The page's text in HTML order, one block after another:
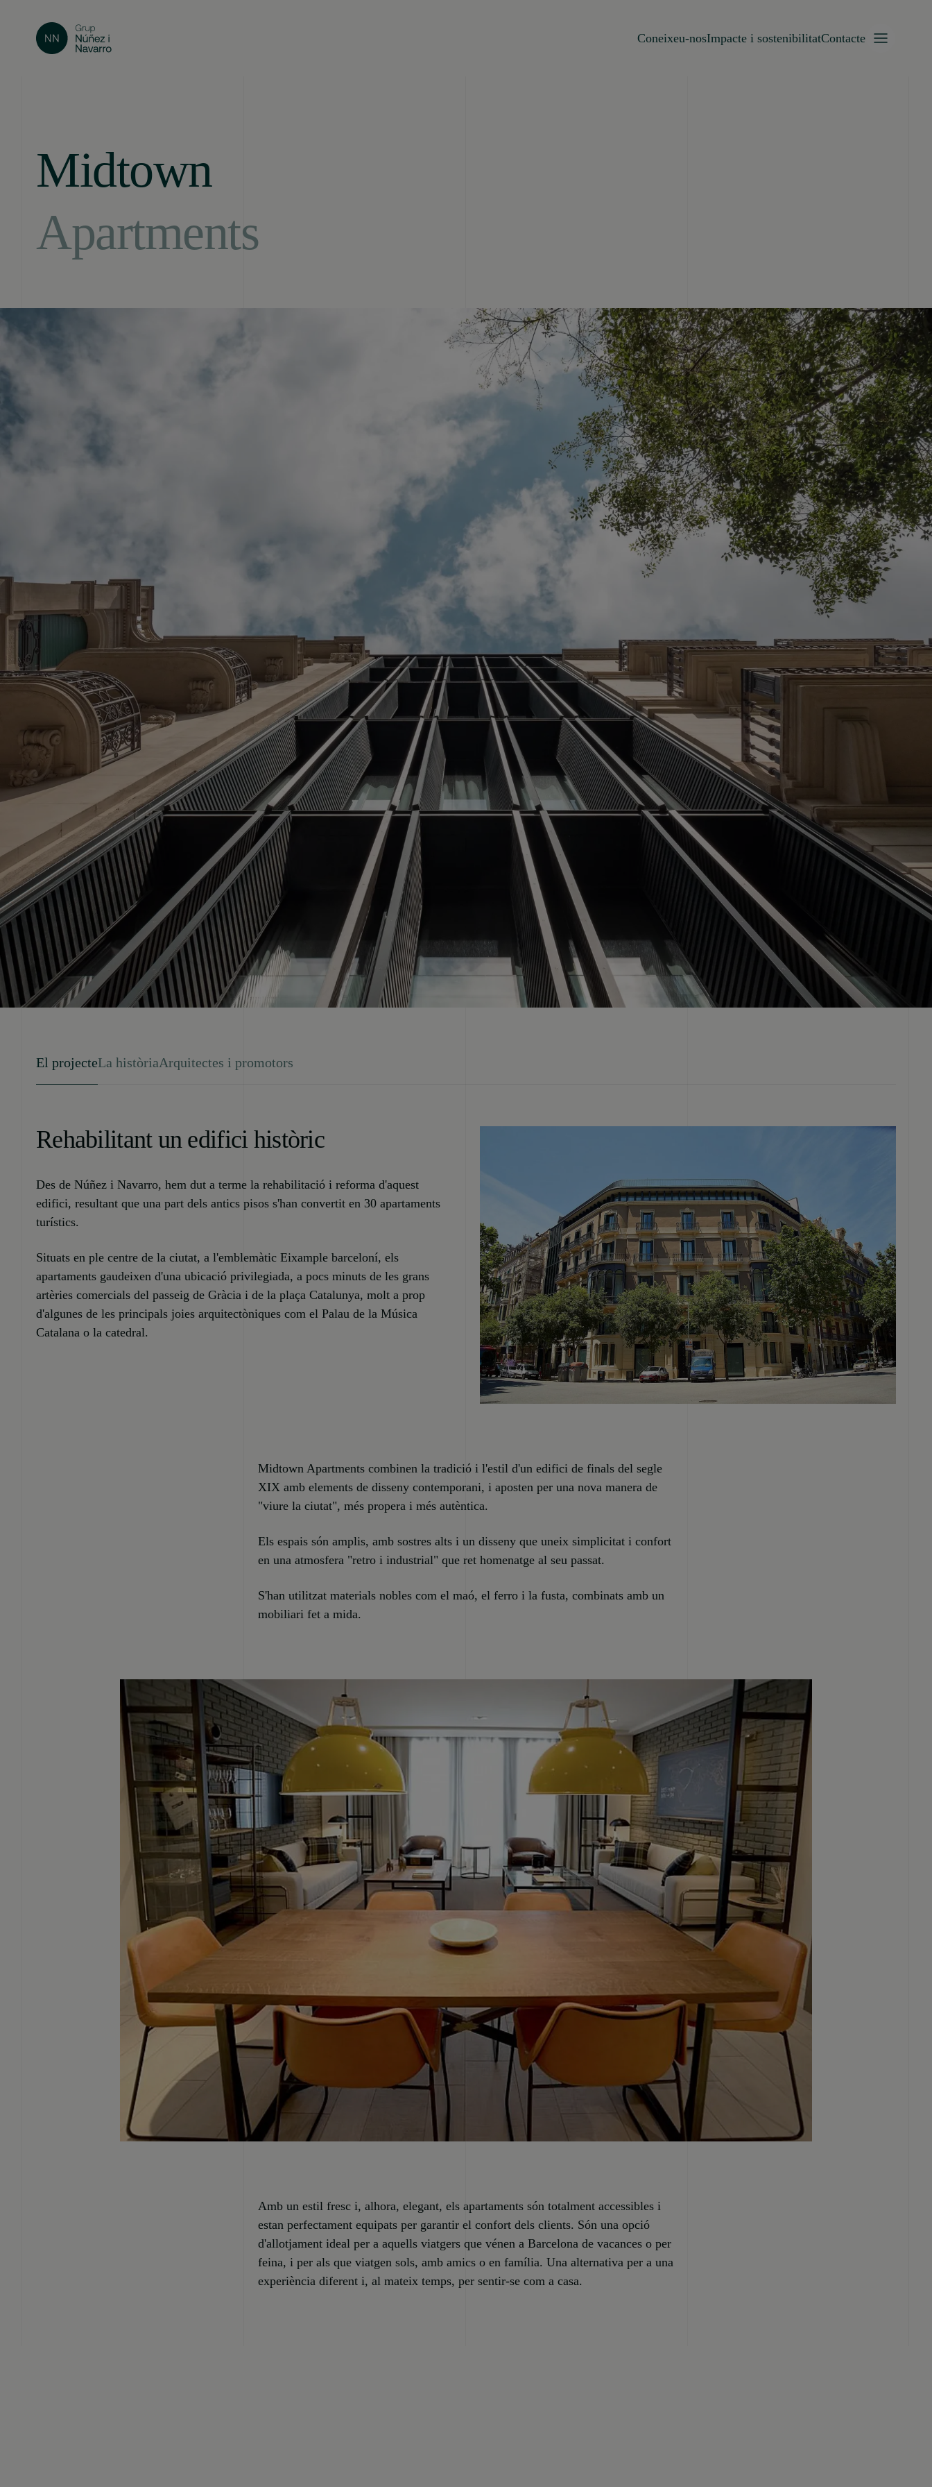
Coneixeu-nosImpacte i sostenibilitatContacte
Midtown
Apartments
El projecteLa històriaArquitectes i promotors
Rehabilitant un edifici històric
Des de Núñez i Navarro, hem dut a terme la rehabilitació i reforma d'aquest
edifici, resultant que una part dels antics pisos s'han convertit en 30 apartaments
turístics.
Situats en ple centre de la ciutat, a l'emblemàtic Eixample barceloní, els
apartaments gaudeixen d'una ubicació privilegiada, a pocs minuts de les grans
artèries comercials del passeig de Gràcia i de la plaça Catalunya, molt a prop
d'algunes de les principals joies arquitectòniques com el Palau de la Música
Catalana o la catedral.
Midtown Apartments combinen la tradició i l'estil d'un edifici de finals del segle
XIX amb elements de disseny contemporani, i aposten per una nova manera de
"viure la ciutat", més propera i més autèntica.
Els espais són amplis, amb sostres alts i un disseny que uneix simplicitat i confort
en una atmosfera "retro i industrial" que ret homenatge al seu passat.
S'han utilitzat materials nobles com el maó, el ferro i la fusta, combinats amb un
mobiliari fet a mida.
Amb un estil fresc i, alhora, elegant, els apartaments són totalment accessibles i
estan perfectament equipats per garantir el confort dels clients. Són una opció
d'allotjament ideal per a aquells viatgers que vénen a Barcelona de vacances o per
feina, i per als que viatgen sols, amb amics o en família. Una alternativa per a una
experiència diferent i, al mateix temps, per sentir-se com a casa.